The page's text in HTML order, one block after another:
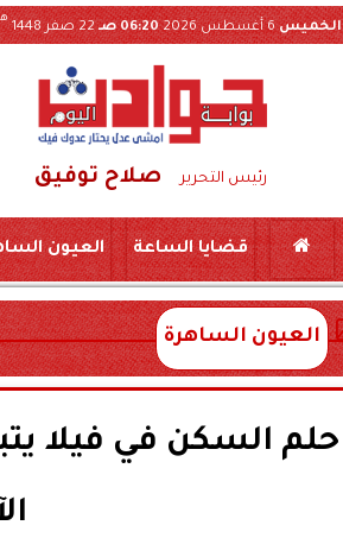
الخميس6 أغسطس 2026 06:20 صـ 22 صفر 1448
هـ
رئيس التحرير صلاح توفيق
ضبط لحوم منتهية
قضايا الساعة العيون
العيون الساهرة
حلم السكن في فيلا